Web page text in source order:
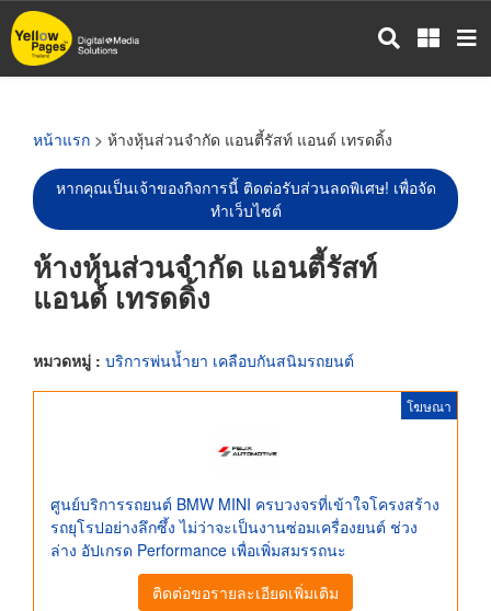
ข้าม
ไป
หน้าแรก > ห้างหุ้นส่วนจำกัด แอนตี้รัสท์ แอนด์ เทรดดิ้ง
หากคุณเป็นเจ้าของกิจการนี้ ติดต่อรับส่วนลดพิเศษ! เพื่อจัด
ทำเว็บไซต์
ห้างหุ้นส่วนจำกัด แอนตี้รัสท์
แอนด์ เทรดดิ้ง
หมวดหมู่ : บริการพ่นน้ำยา เคลือบกันสนิมรถยนต์
โฆษณา
ศูนย์บริการรถยนต์ BMW MINI ครบวงจรที่เข้าใจโครงสร้าง
รถยุโรปอย่างลึกซึ้ง ไม่ว่าจะเป็นงานซ่อมเครื่องยนต์ ช่วง
ล่าง อัปเกรด Performance เพื่อเพิ่มสมรรถนะ
ติดต่อขอรายละเอียดเพิ่มเติม